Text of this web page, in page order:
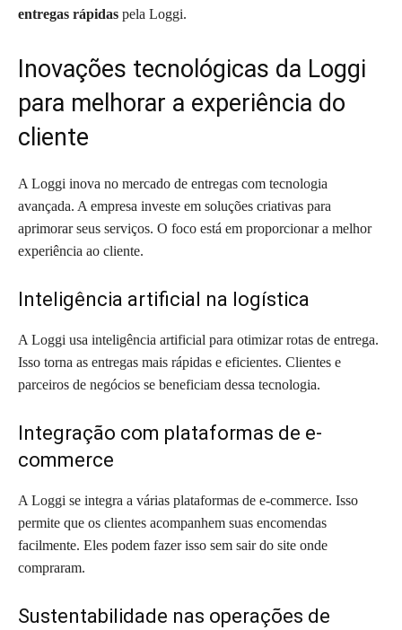
entregas rápidas pela Loggi.
Inovações tecnológicas da Loggi
para melhorar a experiência do
cliente
A Loggi inova no mercado de entregas com tecnologia
avançada. A empresa investe em soluções criativas para
aprimorar seus serviços. O foco está em proporcionar a melhor
experiência ao cliente.
Inteligência artificial na logística
A Loggi usa inteligência artificial para otimizar rotas de entrega.
Isso torna as entregas mais rápidas e eficientes. Clientes e
parceiros de negócios se beneficiam dessa tecnologia.
Integração com plataformas de e-
commerce
A Loggi se integra a várias plataformas de e-commerce. Isso
permite que os clientes acompanhem suas encomendas
facilmente. Eles podem fazer isso sem sair do site onde
compraram.
Sustentabilidade nas operações de